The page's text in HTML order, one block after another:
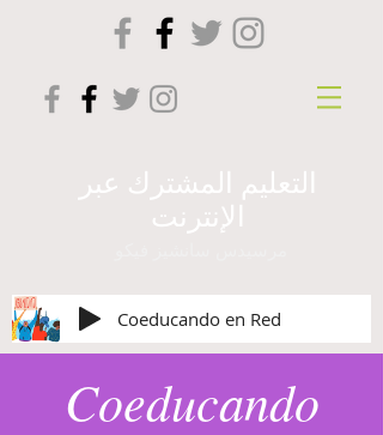
التعليم المشترك عبر
الإنترنت
Coeducando en Red
Coeducando